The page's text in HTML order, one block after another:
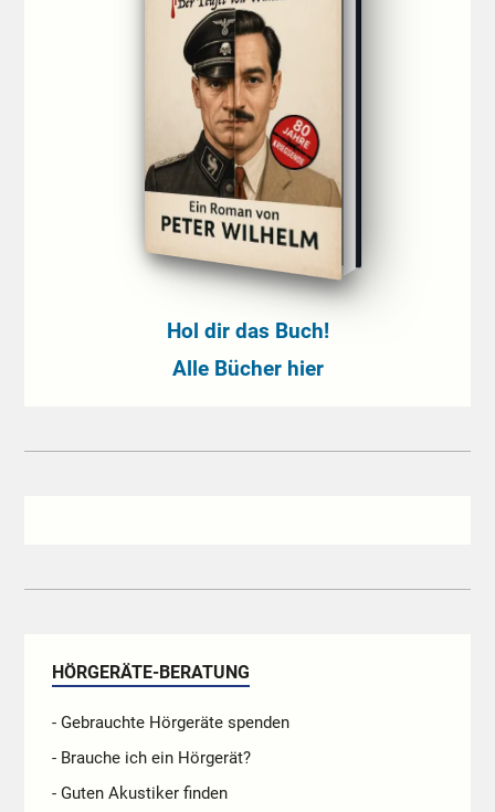
Hol dir das Buch!
Alle Bücher hier
HÖRGERÄTE-BERATUNG
- Gebrauchte Hörgeräte spenden
- Brauche ich ein Hörgerät?
- Guten Akustiker finden